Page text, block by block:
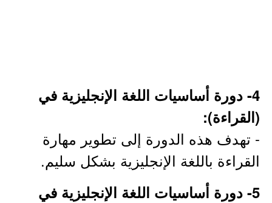
4- دورة أساسيات اللغة الإنجليزية في
(القراءة):
- تهدف هذه الدورة إلى تطوير مهارة
القراءة باللغة الإنجليزية بشكل سليم.
5- دورة أساسيات اللغة الإنجليزية في